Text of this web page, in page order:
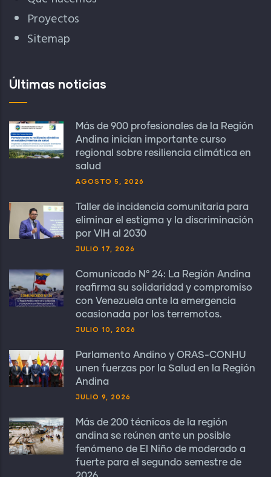
Proyectos
Sitemap
Últimas noticias
Más de 900 profesionales de la Región
Andina inician importante curso
regional sobre resiliencia climática en
salud
AGOSTO 5, 2026
Taller de incidencia comunitaria para
eliminar el estigma y la discriminación
por VIH al 2030
JULIO 17, 2026
Comunicado N° 24: La Región Andina
reafirma su solidaridad y compromiso
con Venezuela ante la emergencia
ocasionada por los terremotos.
JULIO 10, 2026
Parlamento Andino y ORAS-CONHU
unen fuerzas por la Salud en la Región
Andina
JULIO 9, 2026
Más de 200 técnicos de la región
andina se reúnen ante un posible
fenómeno de El Niño de moderado a
fuerte para el segundo semestre de